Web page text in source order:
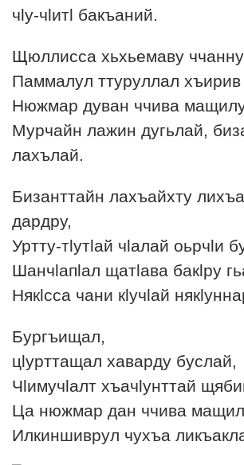
чlу-чlитl бакъаний.
Щюллисса хьхьемаву
Паммалул ттуруллал хъирив
Нюжмар дуван ччива
Мурчайн лажин дугьлай,
лахълай.
Бизанттайн лахъайхту
дардру,
Уртту-тlутlай чlалай оьрчlи
Шанчlапlал щатlава бакlру
Някlсса чани кlучlай
Бургъищал,
цlурттащал хаварду буслай,
Чlимучlалт хъачlунттай
Ца нюжмар дан ччива
Илкиншиврул чухъа